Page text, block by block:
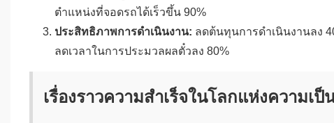
ตำแหน่งที่จอดรถได้เร็วขึ้น 90%
ประสิทธิภาพการดำเนินงาน: ลดต้นทุนการดำเนินงานลง
ลดเวลาในการประมวลผลตั๋วลง 80%
เรื่องราวความสำเร็จในโลกแห่งความเป็